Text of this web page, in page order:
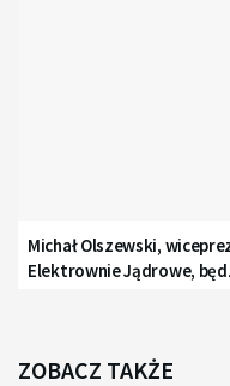
Michał Olszewski,
Elektrownie Jądrowe,
ZOBACZ TAKŻE